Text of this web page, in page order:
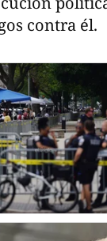
contra él.